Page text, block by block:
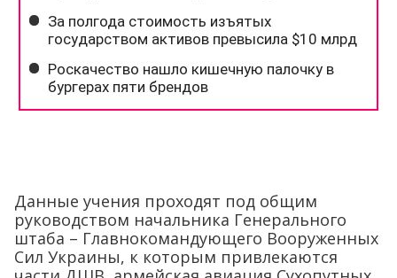
Данные учения проходят под общим
руководством начальника Генерального
штаба – Главнокомандующего Вооруженных
Сил Украины, к которым привлекаются